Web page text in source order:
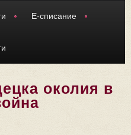
Е-списание
околия в